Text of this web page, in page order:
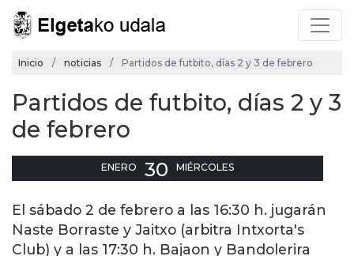
Inicio noticias Partidos de futbito, días 2 y 3 de febrero
Partidos de futbito, días 2 y 3
de febrero
ENERO 30 MIÉRCOLES
El sábado 2 de febrero a las 16:30 h. jugarán
Naste Borraste y Jaitxo (arbitra Intxorta's
Club) y a las 17:30 h. Bajaon y Bandolerira